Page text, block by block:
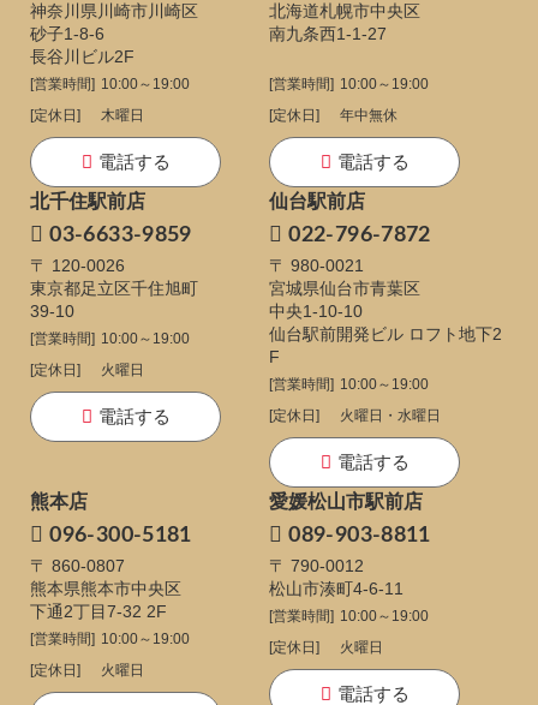
神奈川県川崎市川崎区
砂子1-8-6
長谷川ビル2F
[営業時間] 10:00～19:00
[定休日]
木曜日
電話する
北海道札幌市中央区
南九条西1-1-27
[営業時間] 10:00～19:00
[定休日]
年中無休
電話する
北千住駅前店
03-6633-9859
〒 120-0026
東京都足立区千住旭町
39-10
[営業時間] 10:00～19:00
[定休日]
火曜日
電話する
仙台駅前店
022-796-7872
〒 980-0021
宮城県仙台市青葉区
中央1-10-10
仙台駅前開発ビル ロフト地下2
F
[営業時間] 10:00～19:00
[定休日]
火曜日・水曜日
電話する
熊本店
096-300-5181
〒 860-0807
熊本県熊本市中央区
下通2丁目7-32 2F
[営業時間] 10:00～19:00
[定休日]
火曜日
愛媛松山市駅前店
089-903-8811
〒 790-0012
松山市湊町4-6-11
[営業時間] 10:00～19:00
[定休日]
火曜日
電話する